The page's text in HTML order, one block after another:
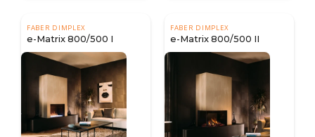
FABER DIMPLEX
e-Matrix 800/500 I
FABER DIMPLEX
e-Matrix 800/500 II